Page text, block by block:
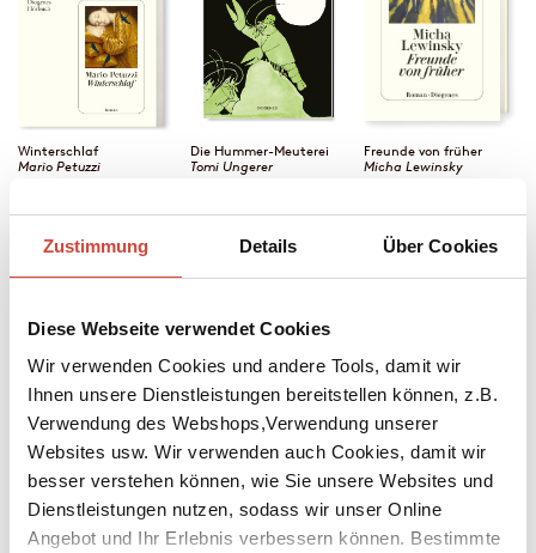
Zustimmung Details Über Cookies
Diese Webseite verwendet Cookies
Wir verwenden Cookies und andere Tools, damit wir
Ihnen unsere Dienstleistungen bereitstellen können, z.B.
Verwendung des Webshops,Verwendung unserer
Websites usw. Wir verwenden auch Cookies, damit wir
besser verstehen können, wie Sie unsere Websites und
Dienstleistungen nutzen, sodass wir unser Online
Angebot und Ihr Erlebnis verbessern können. Bestimmte
Winterschlaf
Mario Petuzzi
Die Hummer-Meuterei
Tomi Ungerer
Freunde von früher
Micha Lewinsky
Pieks
Helme Heine
Herunterladen
Fioretti
Herunterladen
Zorn der Verlierer
Petros Markaris
Herunterladen